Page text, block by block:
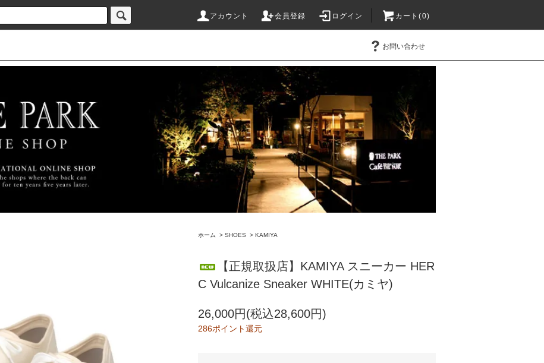
アカウント 会員登録 ログイン カート(0)
お問い合わせ
ホーム > SHOES > KAMIYA
【正規取扱店】KAMIYA スニーカー HER
C Vulcanize Sneaker WHITE(カミヤ)
26,000円(税込28,600円)
286ポイント還元